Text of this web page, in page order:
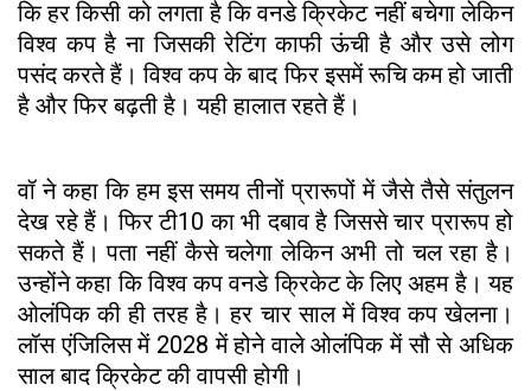
कि हर किसी को लगता है कि वनडे क्रिकेट नहीं बचेगा लेकिन
विश्व कप है ना जिसकी रेटिंग काफी ऊंची है और उसे लोग
पसंद करते हैं। विश्व कप के बाद फिर इसमें रूचि कम हो जाती
है और फिर बढ़ती है। यही हालात रहते हैं।
वॉ ने कहा कि हम इस समय तीनों प्रारूपों में जैसे तैसे संतुलन
देख रहे हैं। फिर टी10 का भी दबाव है जिससे चार प्रारूप हो
सकते हैं। पता नहीं कैसे चलेगा लेकिन अभी तो चल रहा है।
उन्होंने कहा कि विश्व कप वनडे क्रिकेट के लिए अहम है। यह
ओलंपिक की ही तरह है। हर चार साल में विश्व कप खेलना।
लॉस एंजिलिस में 2028 में होने वाले ओलंपिक में सौ से अधिक
साल बाद क्रिकेट की वापसी होगी।